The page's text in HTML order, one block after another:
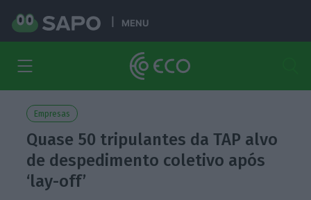
MENU
Empresas
Quase 50 tripulantes da TAP alvo
de despedimento coletivo após
‘lay-off’